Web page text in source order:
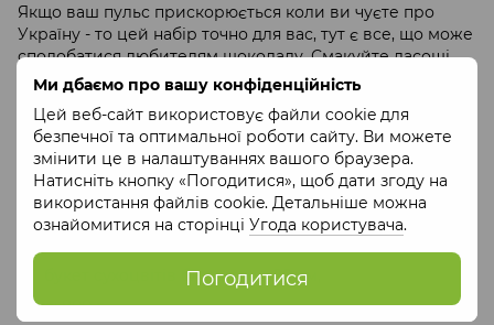
Ми дбаємо про вашу конфіденційність
Цей веб-сайт використовує файли cookie для
безпечної та оптимальної роботи сайту. Ви можете
змінити це в налаштуваннях вашого браузера.
Натисніть кнопку «Погодитися», щоб дати згоду на
використання файлів cookie. Детальніше можна
ознайомитися на сторінці Угода користувача.
Погодитися
Якщо ваш пульс прискорюється коли ви чуєте про
Україну - то цей набір точно для вас, тут є все, що може
сподобатися любителям шоколаду. Смакуйте ласощі
від Laviva та насолоджуйтеся кожною миттю свого
життя.
До набору входить:
цукерки шоколадні ассорті 9шт 180г,
шоколад молочний із горіхами у деревяній коробці
400г,
букет сухоцвітів блакитний 20 см,
Вага: 800 г